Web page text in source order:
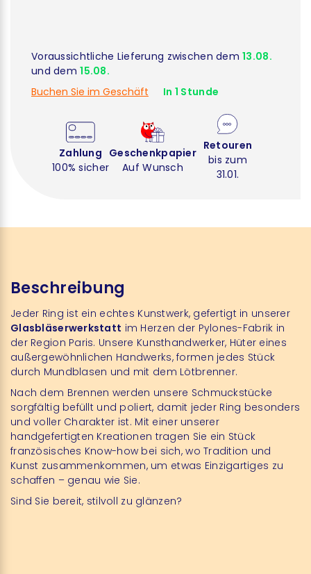
Voraussichtliche Lieferung zwischen dem13.08.
und dem15.08.
Buchen Sie im Geschäft
In 1 Stunde
Zahlung
100% sicher
Geschenkpapier
Auf Wunsch
Retouren
bis zum
31.01.
Beschreibung
Jeder Ring ist ein echtes Kunstwerk, gefertigt in unserer
Glasbläserwerkstatt im Herzen der Pylones-Fabrik in
der Region Paris. Unsere Kunsthandwerker, Hüter eines
außergewöhnlichen Handwerks, formen jedes Stück
durch Mundblasen und mit dem Lötbrenner.
Nach dem Brennen werden unsere Schmuckstücke
sorgfältig befüllt und poliert, damit jeder Ring besonders
und voller Charakter ist. Mit einer unserer
handgefertigten Kreationen tragen Sie ein Stück
französisches Know-how bei sich, wo Tradition und
Kunst zusammenkommen, um etwas Einzigartiges zu
schaffen – genau wie Sie.
Sind Sie bereit, stilvoll zu glänzen?